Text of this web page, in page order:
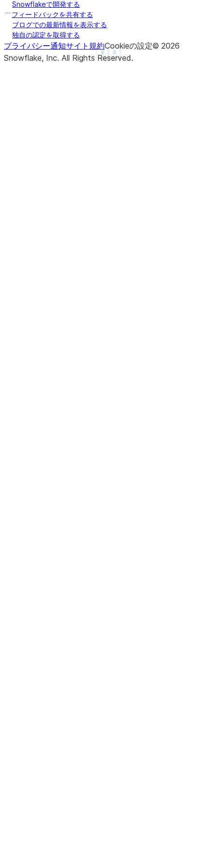
Show less
See more
Snowflakeで開発する
フィードバックを共有する
ブログでの最新情報を表示する
独自の認定を取得する
プライバシー通知サイト規約Cookieの設定© 2026
Snowflake, Inc. All Rights Reserved.